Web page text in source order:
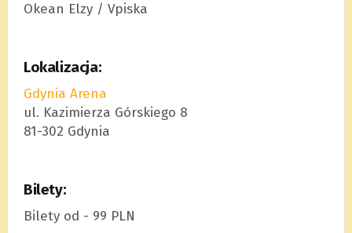
Okean Elzy / Vpiska
Lokalizacja:
Gdynia Arena
ul. Kazimierza Górskiego 8
81-302 Gdynia
Bilety:
Bilety od - 99 PLN